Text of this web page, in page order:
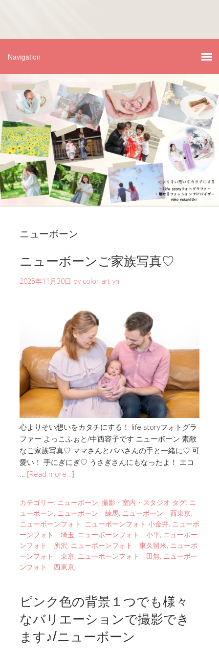
ニューボーン
ニューボーンご家族写真♡
2025年11月30日 by color-art-yn
心よりそい想いをカタチにする！ life storyフォトグラ
ファー よっこふぉと/中西容子です ニューボーン 素敵
なご家族写真♡ ママさんとパパさんの手と一緒に♡ 可
愛い！ 手にぎにぎ♡ うさぎさんにもなったよ！ エコ
[Read more…]
カテゴリー: ニューボーン, 撮影・室内・スタジオ タグ: ニ
ューボーン, ニューボーン 練馬, ニューボーン 西東京,
ニューボーンフォト , ニューボーンフォト 小金井, ニューボ
ーンフォト 埼玉, ニューボーンフォト 小平, ニューボー
ンフォト 所沢, ニューボーンフォト 東久留米, ニューボ
ーンフォト 東京, ニューボーンフォト 田無, ニューボー
ンフォト 西東京j
ピンク色の背景１つでも様々
なバリエーションで撮影でき
ます♪/ニューボーン